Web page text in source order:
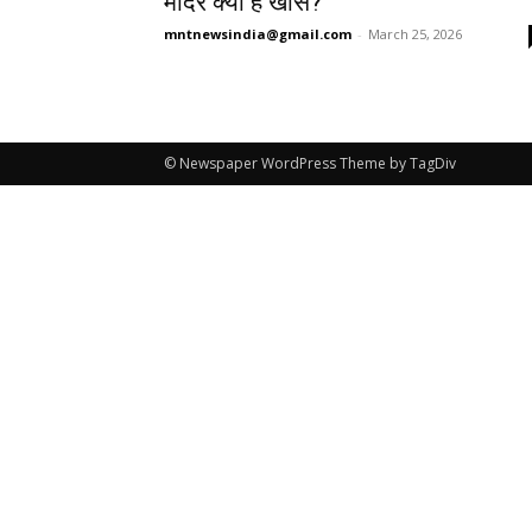
mntnewsindia@gmail.com - March 25, 2026
© Newspaper WordPress Theme by TagDiv